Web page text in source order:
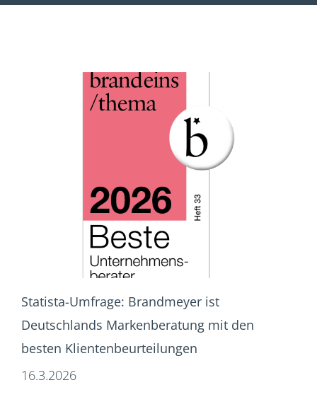
Statista-Umfrage: Brandmeyer ist
Deutschlands Markenberatung mit den
besten Klientenbeurteilungen
16.3.2026